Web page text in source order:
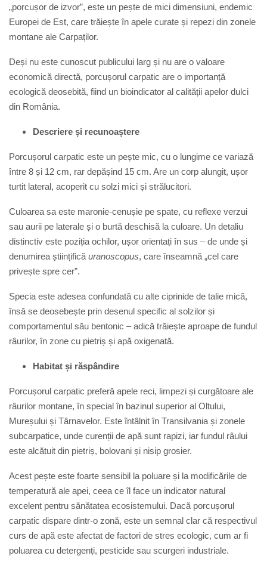
„porcușor de izvor”, este un pește de mici dimensiuni, endemic
Europei de Est, care trăiește în apele curate și repezi din zonele
montane ale Carpaților.
Deși nu este cunoscut publicului larg și nu are o valoare
economică directă, porcușorul carpatic are o importanță
ecologică deosebită, fiind un bioindicator al calității apelor dulci
din România.
Descriere și recunoaștere
Porcușorul carpatic este un pește mic, cu o lungime ce variază
între 8 și 12 cm, rar depășind 15 cm. Are un corp alungit, ușor
turtit lateral, acoperit cu solzi mici și strălucitori.
Culoarea sa este maronie-cenușie pe spate, cu reflexe verzui
sau aurii pe laterale și o burtă deschisă la culoare. Un detaliu
distinctiv este poziția ochilor, ușor orientați în sus – de unde și
denumirea științifică uranoscopus, care înseamnă „cel care
privește spre cer”.
Specia este adesea confundată cu alte ciprinide de talie mică,
însă se deosebește prin desenul specific al solzilor și
comportamentul său bentonic – adică trăiește aproape de fundul
râurilor, în zone cu pietriș și apă oxigenată.
Habitat și răspândire
Porcușorul carpatic preferă apele reci, limpezi și curgătoare ale
râurilor montane, în special în bazinul superior al Oltului,
Mureșului și Târnavelor. Este întâlnit în Transilvania și zonele
subcarpatice, unde curenții de apă sunt rapizi, iar fundul râului
este alcătuit din pietriș, bolovani și nisip grosier.
Acest pește este foarte sensibil la poluare și la modificările de
temperatură ale apei, ceea ce îl face un indicator natural
excelent pentru sănătatea ecosistemului. Dacă porcușorul
carpatic dispare dintr-o zonă, este un semnal clar că respectivul
curs de apă este afectat de factori de stres ecologic, cum ar fi
poluarea cu detergenți, pesticide sau scurgeri industriale.